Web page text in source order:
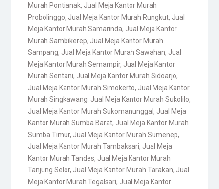
Murah Pontianak, Jual Meja Kantor Murah
Probolinggo, Jual Meja Kantor Murah Rungkut, Jual
Meja Kantor Murah Samarinda, Jual Meja Kantor
Murah Sambikerep, Jual Meja Kantor Murah
Sampang, Jual Meja Kantor Murah Sawahan, Jual
Meja Kantor Murah Semampir, Jual Meja Kantor
Murah Sentani, Jual Meja Kantor Murah Sidoarjo,
Jual Meja Kantor Murah Simokerto, Jual Meja Kantor
Murah Singkawang, Jual Meja Kantor Murah Sukolilo,
Jual Meja Kantor Murah Sukomanunggal , Jual Meja
Kantor Murah Sumba Barat, Jual Meja Kantor Murah
Sumba Timur, Jual Meja Kantor Murah Sumenep,
Jual Meja Kantor Murah Tambaksari, Jual Meja
Kantor Murah Tandes, Jual Meja Kantor Murah
Tanjung Selor, Jual Meja Kantor Murah Tarakan, Jual
Meja Kantor Murah Tegalsari, Jual Meja Kantor